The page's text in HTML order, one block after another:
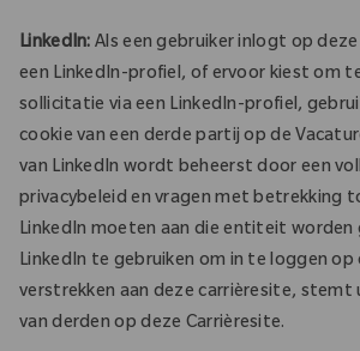
LinkedIn: Als een gebruiker inlogt op
een LinkedIn-profiel, of ervoor kiest om
sollicitatie via een LinkedIn-profiel,
cookie van een derde partij op de
van LinkedIn wordt beheerst door een
privacybeleid en vragen met betrekking
LinkedIn moeten aan die entiteit worden
LinkedIn te gebruiken om in te loggen
verstrekken aan deze carrièresite, stemt
van derden op deze Carrièresite.